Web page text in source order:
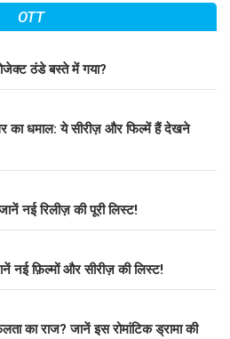
OTT
ठंडे बस्ते में गया?
धमाल: ये सीरीज़ और फिल्में हैं देखने
नई रिलीज़ की पूरी लिस्ट!
नई फ़िल्मों और सीरीज़ की लिस्ट!
का राज? जानें इस रोमांटिक ड्रामा की